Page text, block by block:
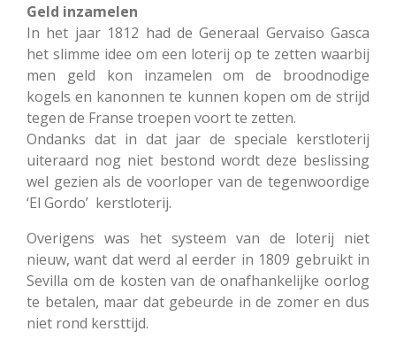
Geld inzamelen
In het jaar 1812 had de Generaal Gervaiso Gasca
het slimme idee om een loterij op te zetten waarbij
men geld kon inzamelen om de broodnodige
kogels en kanonnen te kunnen kopen om de strijd
tegen de Franse troepen voort te zetten.
Ondanks dat in dat jaar de speciale kerstloterij
uiteraard nog niet bestond wordt deze beslissing
wel gezien als de voorloper van de tegenwoordige
‘El Gordo’ kerstloterij.
Overigens was het systeem van de loterij niet
nieuw, want dat werd al eerder in 1809 gebruikt in
Sevilla om de kosten van de onafhankelijke oorlog
te betalen, maar dat gebeurde in de zomer en dus
niet rond kersttijd.